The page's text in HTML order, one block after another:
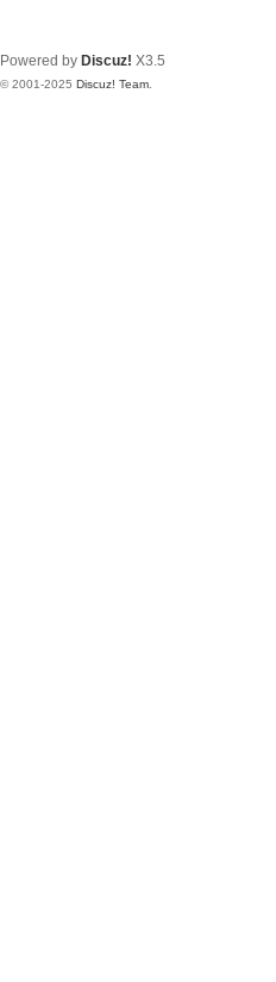
Powered by Discuz! X3.5
© 2001-2025 Discuz! Team